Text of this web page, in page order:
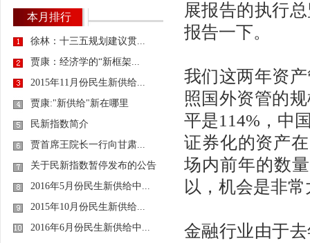
本月排行
徐林：十三五规划建议贯...
贾康：经济学的“新框架...
2015年11月份民生新供给...
贾康:"新供给"新在哪里
民新指数简介
贾首席王院长一行向甘肃...
关于民新指数暂停发布的公告
2016年5月份民生新供给中...
2015年10月份民生新供给...
2016年6月份民生新供给中...
展报告的执行
报告一下。
我们这两年资
照国外资管的
平是114%，中
证券化的资产
场内前年的数
以，机会是非
金融行业由于